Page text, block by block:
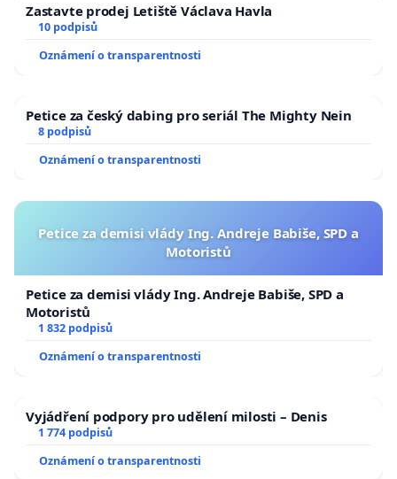
Zastavte prodej Letiště Václava Havla
10 podpisů
Oznámení o transparentnosti
Petice za český dabing pro seriál The Mighty Nein
8 podpisů
Oznámení o transparentnosti
Petice za demisi vlády Ing. Andreje Babiše, SPD a
Motoristů
Petice za demisi vlády Ing. Andreje Babiše, SPD a
Motoristů
1 832 podpisů
Oznámení o transparentnosti
Vyjádření podpory pro udělení milosti – Denis
1 774 podpisů
Oznámení o transparentnosti